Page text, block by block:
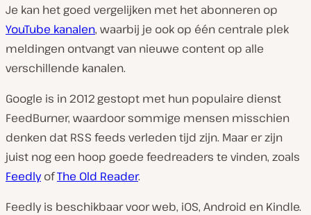
Je kan het goed vergelijken met het abonneren op
YouTube kanalen, waarbij je ook op één centrale plek
meldingen ontvangt van nieuwe content op alle
verschillende kanalen.
Google is in 2012 gestopt met hun populaire dienst
FeedBurner, waardoor sommige mensen misschien
denken dat RSS feeds verleden tijd zijn. Maar er zijn
juist nog een hoop goede feedreaders te vinden, zoals
FeedlyofThe Old Reader.
Feedly is beschikbaar voor web, iOS, Android en Kindle.